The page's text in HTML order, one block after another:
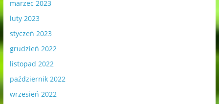
marzec 2023
luty 2023
styczeń 2023
grudzień 2022
listopad 2022
październik 2022
wrzesień 2022